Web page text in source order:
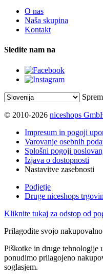
O nas
Naša skupina
Kontakt
Sledite nam na
© 2010-2026 niceshops
Impresum in pogoji
Varovanje osebnih
Splošni pogoji
Izjava o dostopnosti
Nastavitve zasebnosti
Podjetje
Druge niceshops
Kliknite tukaj za odstop od
Prilagodite svojo
Piškotke in druge tehnologije
ponudimo prilagojeno
soglasjem.